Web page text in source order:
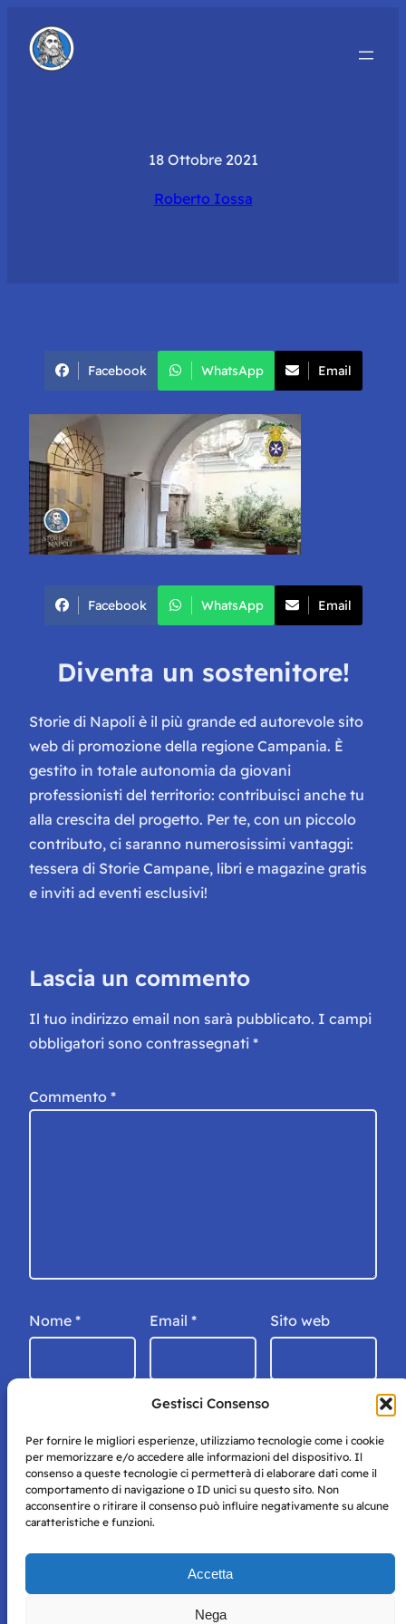
Gestisci Consenso
Per fornire le migliori esperienze, utilizziamo tecnologie come i cookie
per memorizzare e/o accedere alle informazioni del dispositivo. Il
consenso a queste tecnologie ci permetterà di elaborare dati come il
comportamento di navigazione o ID unici su questo sito. Non
acconsentire o ritirare il consenso può influire negativamente su alcune
caratteristiche e funzioni.
Accetta
Nega
18 Ottobre 2021
Roberto Iossa
Facebook WhatsApp Email
Facebook WhatsApp Email
Diventa un sostenitore!
Storie di Napoli è il più grande ed autorevole sito
web di promozione della regione Campania. È
gestito in totale autonomia da giovani
professionisti del territorio: contribuisci anche tu
alla crescita del progetto. Per te, con un piccolo
contributo, ci saranno numerosissimi vantaggi:
tessera di Storie Campane, libri e magazine gratis
e inviti ad eventi esclusivi!
Lascia un commento
Il tuo indirizzo email non sarà pubblicato. I campi
obbligatori sono contrassegnati *
Commento *
Nome * Email * Sito web
Storie di Napoli è una testata registrata presso il tribunale di
per mero scopo didattico e informativo.